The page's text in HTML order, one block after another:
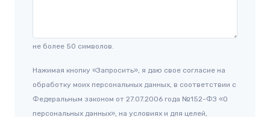
не более 50 символов.
Нажимая кнопку «Запросить», я даю свое согласие на
обработку моих персональных данных, в соответствии с
Федеральным законом от 27.07.2006 года №152-ФЗ «О
персональных данных», на условиях и для целей,